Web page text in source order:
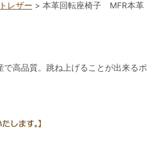
レザー > 本革回転座椅子 MFR本革
高品質。跳ね上げることが出来るポ